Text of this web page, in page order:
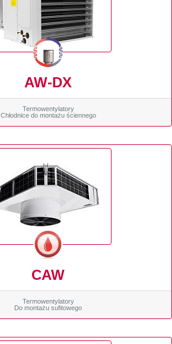
AW-DX
Termowentylatory
Chłodnice do montażu ściennego
CAW
Termowentylatory
Do montażu sufitowego